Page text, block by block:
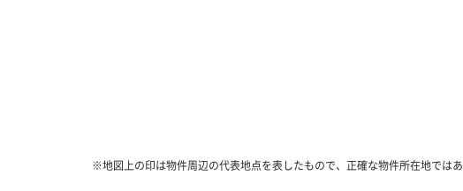
※地図上の印は物件周辺の代表地点を表したもので、正確な物件所在地では